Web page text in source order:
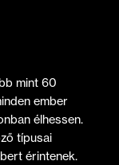
mint 60
ember
élhessen.
típusai
érintenek.